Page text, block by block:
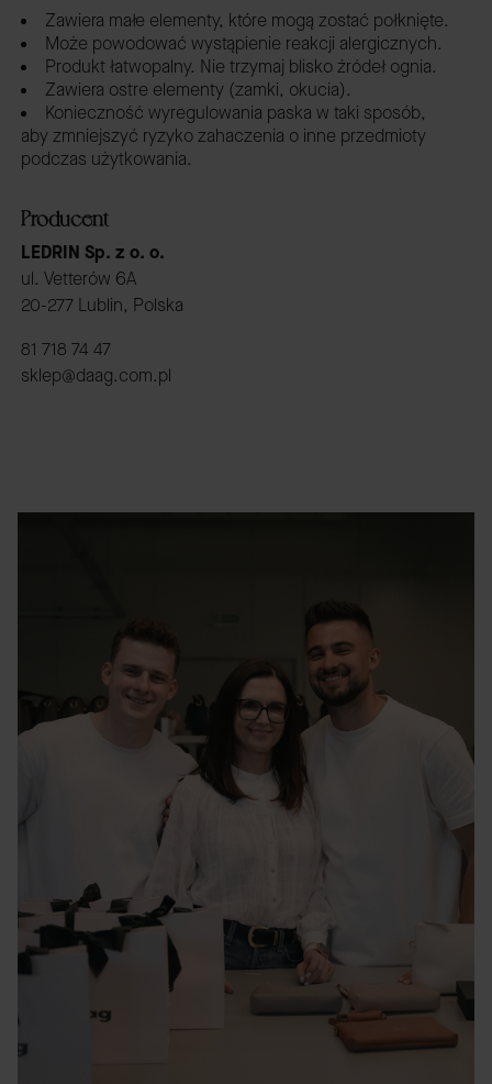
Zawiera małe elementy, które mogą zostać połknięte.
Może powodować wystąpienie reakcji alergicznych.
Produkt łatwopalny. Nie trzymaj blisko źródeł ognia.
Zawiera ostre elementy (zamki, okucia).
Konieczność wyregulowania paska w taki sposób,
aby zmniejszyć ryzyko zahaczenia o inne przedmioty
podczas użytkowania.
Producent
LEDRIN Sp. z o. o.
ul. Vetterów 6A
20-277 Lublin, Polska
81 718 74 47
sklep@daag.com.pl